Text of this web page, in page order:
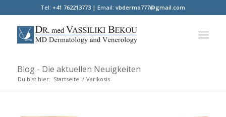
Tel: +41 762213773 |Email: vbderma777@gmail.com
Blog - Die aktuellen Neuigkeiten
Du bist hier: Startseite / Varikosis